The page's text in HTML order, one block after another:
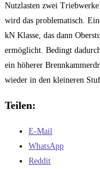
Nutzlasten zwei
wird das problematisch.
kN Klasse, das dann
ermöglicht. Bedingt
ein höherer
wieder in den kleineren
Teilen:
E-Mail
WhatsApp
Reddit